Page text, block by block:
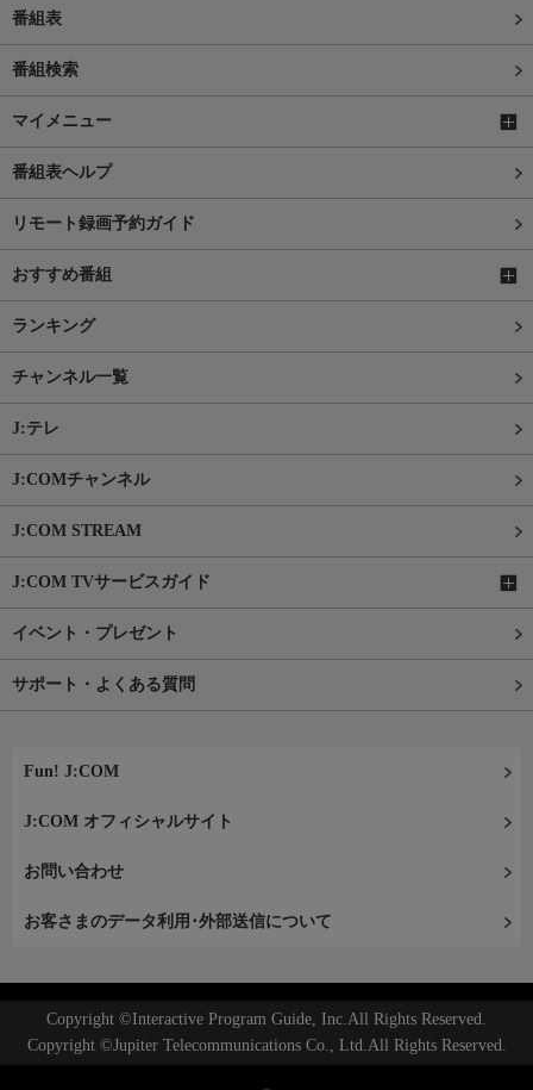
番組表
番組検索
マイメニュー
番組表ヘルプ
リモート録画予約ガイド
おすすめ番組
ランキング
チャンネル一覧
J:テレ
J:COMチャンネル
J:COM STREAM
J:COM TVサービスガイド
イベント・プレゼント
サポート・よくある質問
Fun! J:COM
J:COM オフィシャルサイト
お問い合わせ
お客さまのデータ利用･外部送信について
Copyright ©Interactive Program Guide, Inc.All Rights Reserved.
Copyright ©Jupiter Telecommunications Co., Ltd.All Rights Reserved.